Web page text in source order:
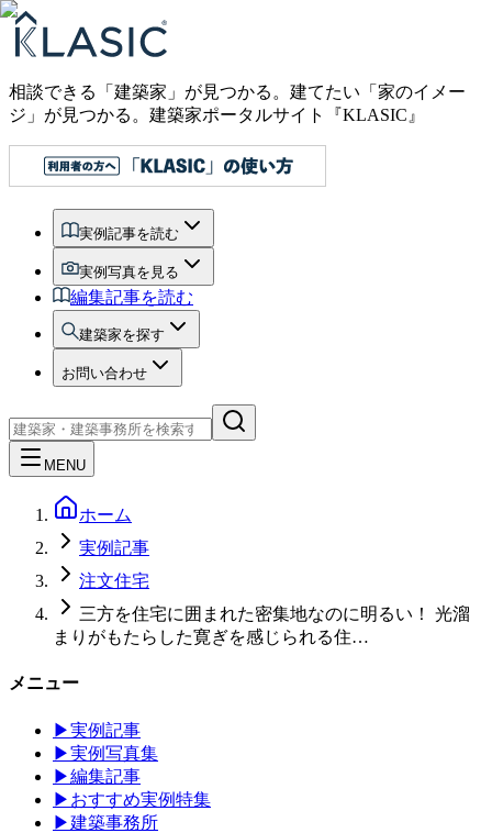
相談できる「建築家」が見つかる。建てたい「家のイメー
ジ」が見つかる。 建築家ポータルサイト『KLASIC』
実例記事を読む
実例写真を見る
編集記事を読む
建築家を探す
お問い合わせ
MENU
ホーム
実例記事
注文住宅
三方を住宅に囲まれた密集地なのに明るい！ 光溜
まりがもたらした寛ぎを感じられる住…
メニュー
▶実例記事
▶実例写真集
▶編集記事
▶ おすすめ実例特集
▶建築事務所